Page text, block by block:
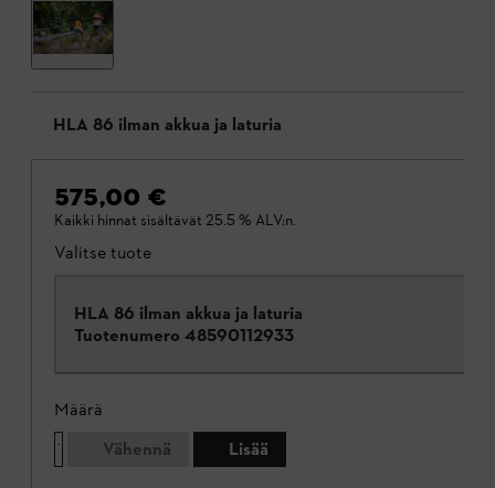
HLA 86 ilman akkua ja laturia
575,00 €
Kaikki hinnat sisältävät 25.5 % ALV:n.
Valitse tuote
HLA 86 ilman akkua ja laturia
Tuotenumero 48590112933
Määrä
Vähennä
Lisää